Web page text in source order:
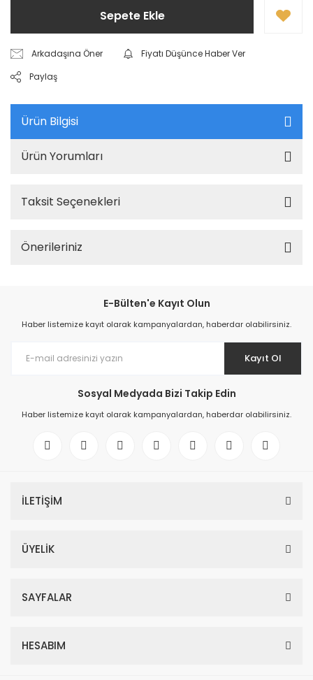
Sepete Ekle
Arkadaşına Öner
Fiyatı Düşünce Haber Ver
Paylaş
Ürün Bilgisi
Ürün Yorumları
Taksit Seçenekleri
Önerileriniz
E-Bülten'e Kayıt Olun
Haber listemize kayıt olarak kampanyalardan, haberdar olabilirsiniz.
Kayıt Ol
Sosyal Medyada Bizi Takip Edin
Haber listemize kayıt olarak kampanyalardan, haberdar olabilirsiniz.
İLETİŞİM
ÜYELİK
SAYFALAR
HESABIM